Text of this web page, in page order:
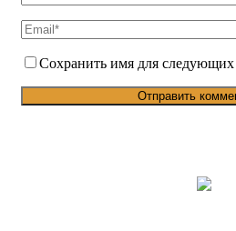
Сохранить имя для следующих